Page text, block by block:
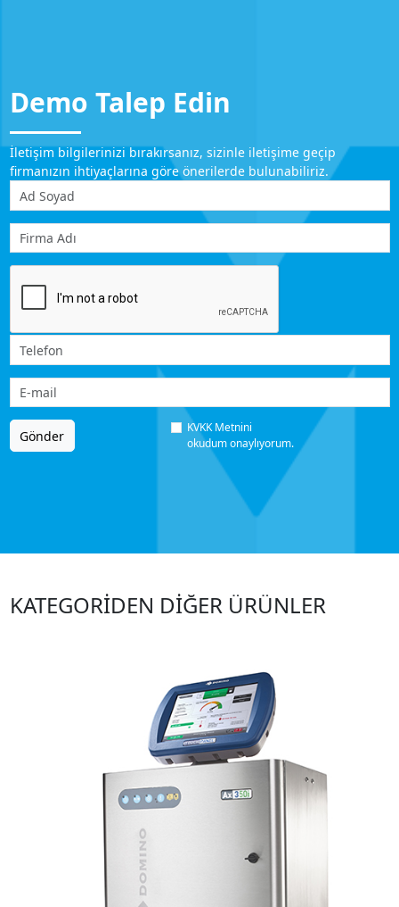
Demo Talep Edin
İletişim bilgilerinizi bırakırsanız, sizinle iletişime geçip
firmanızın ihtiyaçlarına göre önerilerde bulunabiliriz.
Gönder
KVKK Metnini
okudum onaylıyorum.
KATEGORİDEN DİĞER ÜRÜNLER